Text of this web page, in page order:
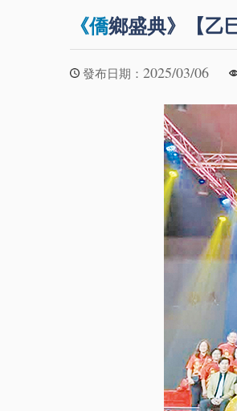
《僑鄉盛典》【乙
發布日期： 2025/03/06